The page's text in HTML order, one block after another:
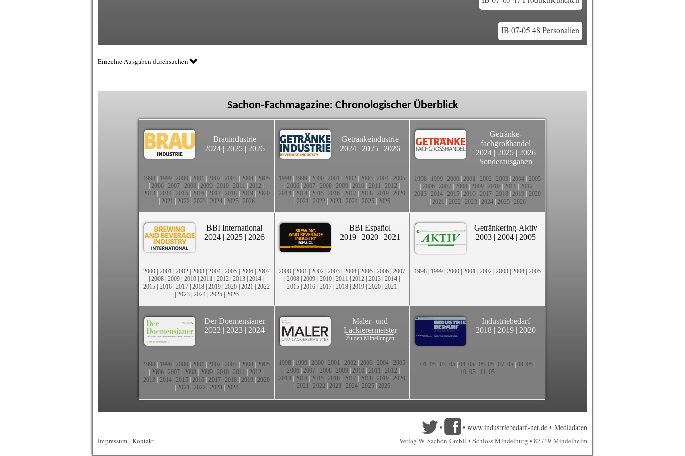
IB 07-05 48 Personalien
Einzelne Ausgaben durchsuchen
Sachon-Fachmagazine: Chronologischer Überblick
Brauindustrie
2024 | 2025 | 2026
1998 1999 2000 2001 2002 2003 2004 2005
2006 2007 2008 2009 2010 2011 2012
2013 2014 2015 2016 2017 2018 2019 2020
2021 2022 2023| 2024| 2025| 2026
Getränkeindustrie
2024 | 2025 | 2026
1998 1999 2000 2001 2002 2003 2004 2005
2006 2007 2008 2009 2010 2011 2012
2013 2014 2015 2016 2017 2018 2019 2020
2021 2022 2023| 2024| 2025| 2026
Getränke-
fachgroßhandel
2024 | 2025 | 2026
Sonderausgaben
1998 1999 2000 2001 2002 2003 2004 2005
2006 2007 2008 2009 2010 2011 2012
2013 2014 2015 2016 2017 2018 2019 2020
2021 2022 2023| 2024| 2025| 2026
BBI International
2024 | 2025 | 2026
2000 | 2001 | 2002 | 2003 | 2004 | 2005 | 2006 | 2007
| 2008 | 2009 | 2010 | 2011 | 2012 | 2013 | 2014 |
2015 | 2016 | 2017 | 2018 | 2019 | 2020 | 2021 | 2022
| 2023| 2024| 2025| 2026
BBI Español
2019 | 2020 | 2021
2000 | 2001 | 2002 | 2003 | 2004 | 2005 | 2006 | 2007
| 2008 | 2009 | 2010 | 2011 | 2012 | 2013 | 2014 |
2015 | 2016 | 2017 | 2018 | 2019 | 2020 | 2021
Getränkering-Aktiv
2003 | 2004 | 2005
1998 | 1999 | 2000 | 2001 | 2002 | 2003 | 2004 | 2005
Der Doemensianer
2022 | 2023 | 2024
1998 1999 2000 2001 2002 2003 2004 2005
2006 2007 2008 2009 2010 2011 2012
2013 2014 2015 2016 2017 2018 2019 2020
2021 2022 2023| 2024
Maler- und
Lackierermeister
Zu den Mitteilungen
1998 1999 2000 2001 2002 2003 2004 2005
2006 2007 2008 2009 2010 2011 2012
2013 2014 2015 2016 2017 2018 2019 2020
2021 2022 2023| 2024| 2025| 2026
Industriebedarf
2018 | 2019 | 2020
01_05| 03_05| 04_05| 05_05| 07_05| 09_05|
10_05
11_05
• • www.industriebedarf-net.de • Mediadaten
Impressum Kontakt Verlag W. Sachon GmbH • Schloss Mindelburg • 87719 Mindelheim